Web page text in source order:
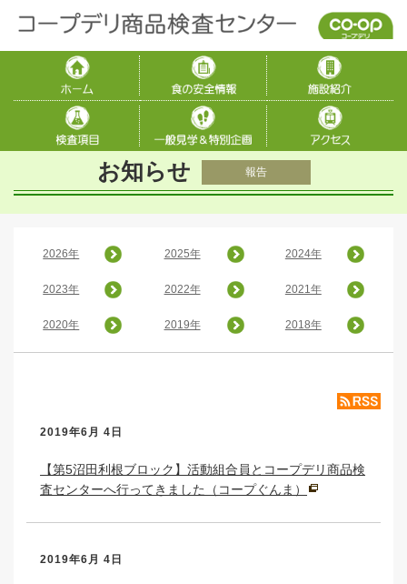
お知らせ 報告
2026年 2025年 2024年
2023年 2022年 2021年
2020年 2019年 2018年
2019年6月 4日
【第5沼田利根ブロック】活動組合員とコープデリ商品検
査センターへ行ってきました（コープぐんま）
2019年6月 4日